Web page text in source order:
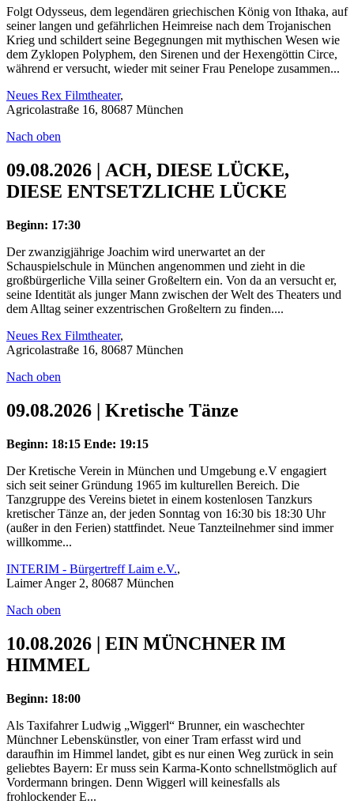
Folgt Odysseus, dem legendären griechischen König von Ithaka, auf
seiner langen und gefährlichen Heimreise nach dem Trojanischen
Krieg und schildert seine Begegnungen mit mythischen Wesen wie
dem Zyklopen Polyphem, den Sirenen und der Hexengöttin Circe,
während er versucht, wieder mit seiner Frau Penelope zusammen...
Neues Rex Filmtheater,
Agricolastraße 16, 80687 München
Nach oben
09.08.2026 | ACH, DIESE LÜCKE,
DIESE ENTSETZLICHE LÜCKE
Beginn: 17:30
Der zwanzigjährige Joachim wird unerwartet an der
Schauspielschule in München angenommen und zieht in die
großbürgerliche Villa seiner Großeltern ein. Von da an versucht er,
seine Identität als junger Mann zwischen der Welt des Theaters und
dem Alltag seiner exzentrischen Großeltern zu finden....
Neues Rex Filmtheater,
Agricolastraße 16, 80687 München
Nach oben
09.08.2026 | Kretische Tänze
Beginn: 18:15 Ende: 19:15
Der Kretische Verein in München und Umgebung e.V engagiert
sich seit seiner Gründung 1965 im kulturellen Bereich. Die
Tanzgruppe des Vereins bietet in einem kostenlosen Tanzkurs
kretischer Tänze an, der jeden Sonntag von 16:30 bis 18:30 Uhr
(außer in den Ferien) stattfindet. Neue Tanzteilnehmer sind immer
willkomme...
INTERIM - Bürgertreff Laim e.V.,
Laimer Anger 2, 80687 München
Nach oben
10.08.2026 | EIN MÜNCHNER IM
HIMMEL
Beginn: 18:00
Als Taxifahrer Ludwig „Wiggerl“ Brunner, ein waschechter
Münchner Lebenskünstler, von einer Tram erfasst wird und
daraufhin im Himmel landet, gibt es nur einen Weg zurück in sein
geliebtes Bayern: Er muss sein Karma-Konto schnellstmöglich auf
Vordermann bringen. Denn Wiggerl will keinesfalls als
frohlockender E...